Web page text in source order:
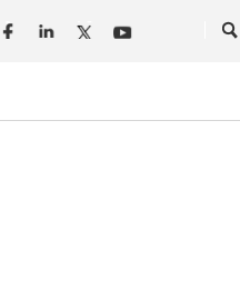
Seguici in rete